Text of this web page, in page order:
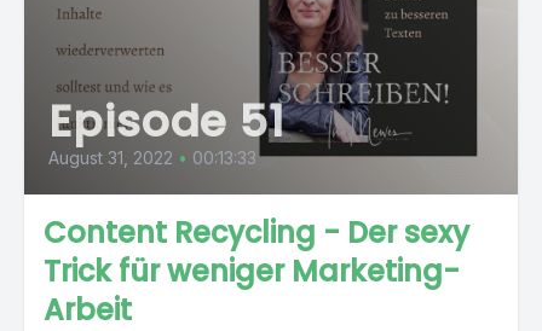
Episode 51
August 31, 2022 • 00:13:33
Content Recycling - Der sexy
Trick für weniger Marketing-
Arbeit